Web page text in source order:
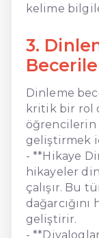
kelime
3.
Dinleme
kritik bir rol
öğrencilerin
geliştirmek
- **Hikaye
hikayeler
çalışır. Bu
geliştirir.
-